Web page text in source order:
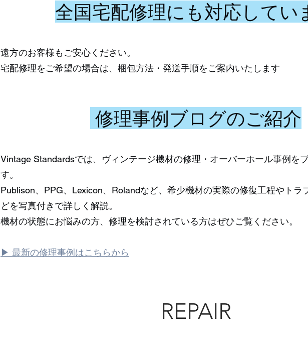
全国宅配修理にも対応してい
遠方のお客様もご安心ください。
宅配修理をご希望の場合は、梱包方法・発送手順をご案内いたします
修理事例ブログのご紹介
Vintage Standardsでは、ヴィンテージ機材の修理・オーバーホール事例を
す。
Publison、PPG、Lexicon、Rolandなど、希少機材の実際の修復工程やトラ
どを写真付きで詳しく解説。
機材の状態にお悩みの方、修理を検討されている方はぜひご覧ください。
▶ 最新の修理事例はこちらから
REPAIR